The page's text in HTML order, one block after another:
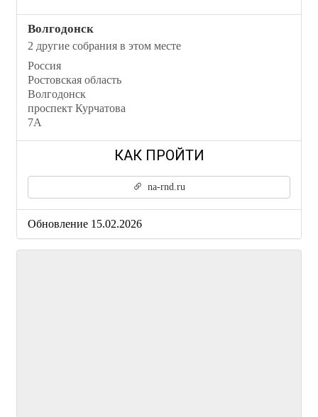
Волгодонск
2 другие собрания в этом месте
Россия
Ростовская область
Волгодонск
проспект Курчатова
7А
na-rnd.ru
Обновление 15.02.2026